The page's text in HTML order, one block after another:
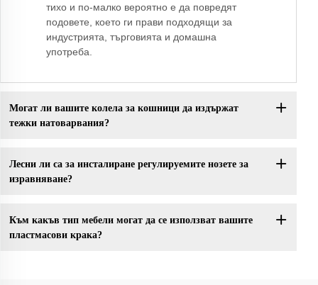
тихо и по-малко вероятно е да повредят
подовете, което ги прави подходящи за
индустрията, търговията и домашна
употреба.
Могат ли вашите колела за кошници да издържат
тежки натоварвания?
Лесни ли са за инсталиране регулируемите нозете за
изравняване?
Към какъв тип мебели могат да се използват вашите
пластмасови крака?